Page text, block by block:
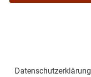
Datenschutzerklärung